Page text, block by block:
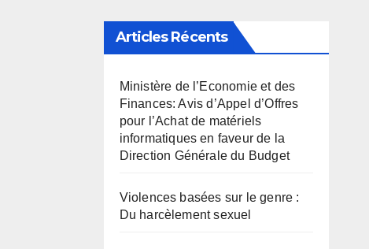
Articles Récents
Ministère de l’Economie et des
Finances: Avis d’Appel d’Offres
pour l’Achat de matériels
informatiques en faveur de la
Direction Générale du Budget
Violences basées sur le genre :
Du harcèlement sexuel